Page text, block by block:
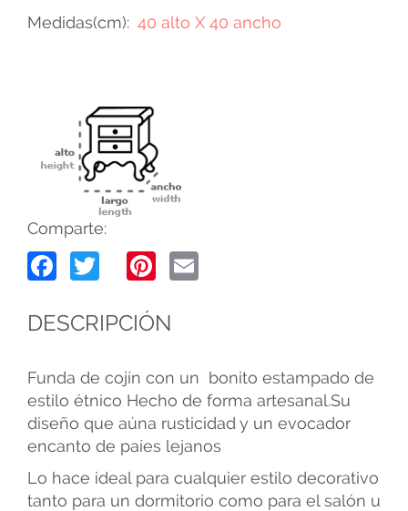
Medidas(cm) 40 alto X 40 ancho
Comparte:
Facebook
TwitterPinterest
DESCRIPCIÓN
Funda de cojín con un bonito estampado de
estilo étnico Hecho de forma artesanal.Su
diseño que aúna rusticidad y un evocador
encanto de paíes lejanos
Lo hace ideal para cualquier estilo decorativo
tanto para un dormitorio como para el salón u